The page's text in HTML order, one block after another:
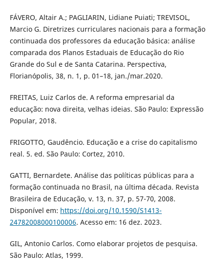
FÁVERO, Altair A.; PAGLIARIN, Lidiane Puiati; TREVISOL,
Marcio G. Diretrizes curriculares nacionais para a formação
continuada dos professores da educação básica: análise
comparada dos Planos Estaduais de Educação do Rio
Grande do Sul e de Santa Catarina. Perspectiva,
Florianópolis, 38, n. 1, p. 01–18, jan./mar.2020.
FREITAS, Luiz Carlos de. A reforma empresarial da
educação: nova direita, velhas ideias. São Paulo: Expressão
Popular, 2018.
FRIGOTTO, Gaudêncio. Educação e a crise do capitalismo
real. 5. ed. São Paulo: Cortez, 2010.
GATTI, Bernardete. Análise das políticas públicas para a
formação continuada no Brasil, na última década. Revista
Brasileira de Educação, v. 13, n. 37, p. 57-70, 2008.
Disponível em: https://doi.org/10.1590/S1413-
24782008000100006. Acesso em: 16 dez. 2023.
GIL, Antonio Carlos. Como elaborar projetos de pesquisa.
São Paulo: Atlas, 1999.